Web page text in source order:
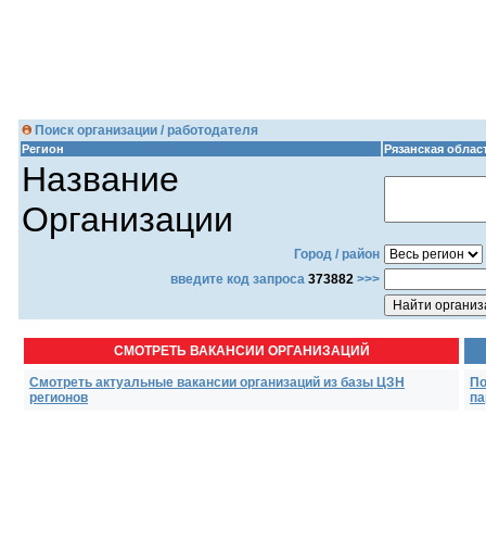
Поиск организации / работодателя
Регион Рязанская
Название
Организации
Город / район
введите код запроса 373882 >>>
СМОТРЕТЬ ВАКАНСИИ ОРГАНИЗАЦИЙ
Смотреть актуальные вакансии организаций из базы ЦЗН
регионов